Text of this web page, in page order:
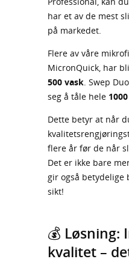
har et av de mest
på markedet.
Flere av våre
MicronQuick, har
500 vask . Swep
seg å tåle hele
Dette betyr at når
flere år før de når
Det er ikke bare
gir også betydelige
sikt!
💰 Løsning:
kvalitet –